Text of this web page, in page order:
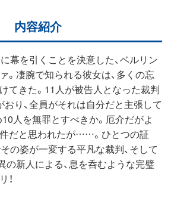
内容紹介
幕を引くことを決意した、ベルリン
。凄腕で知られる彼女は、多くの忘
てきた。11人が被告人となった裁判
り、全員がそれは自分だと主張して
人を無罪とすべきか。厄介だがよ
だと思われたが……。ひとつの証
の姿が一変する平凡な裁判、そして
新人による、息を呑むような完璧
！